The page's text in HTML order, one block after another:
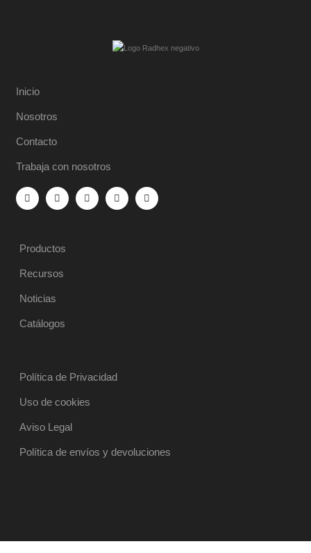
Inicio
Nosotros
Contacto
Trabaja con nosotros
Productos
Recursos
Noticias
Catálogos
Política de Privacidad
Uso de cookies
Aviso Legal
Política de envíos y devoluciones